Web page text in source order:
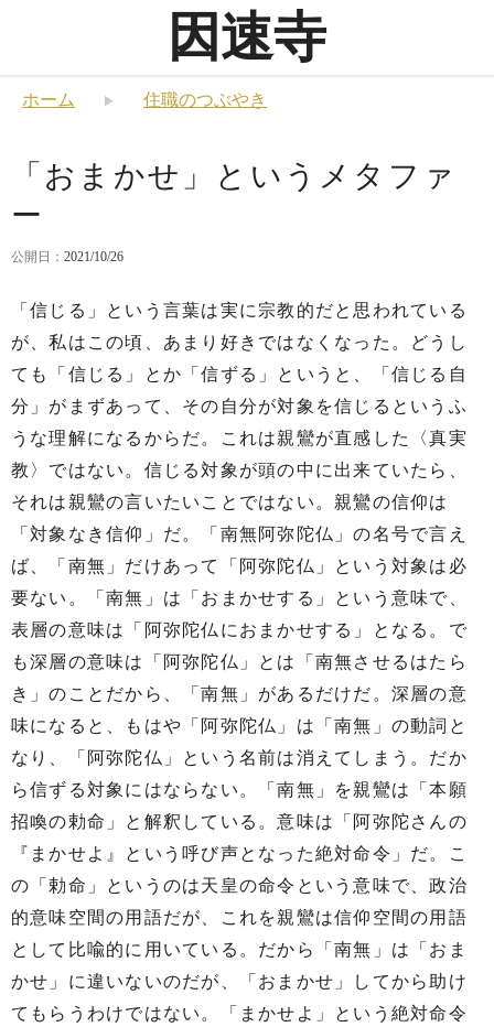
因速寺
ホーム 住職のつぶやき
「おまかせ」というメタファ
ー
公開日： 2021/10/26
「信じる」という言葉は実に宗教的だと思われている
が、私はこの頃、あまり好きではなくなった。どうし
ても「信じる」とか「信ずる」というと、「信じる自
分」がまずあって、その自分が対象を信じるというふ
うな理解になるからだ。これは親鸞が直感した〈真実
教〉ではない。信じる対象が頭の中に出来ていたら、
それは親鸞の言いたいことではない。親鸞の信仰は
「対象なき信仰」だ。「南無阿弥陀仏」の名号で言え
ば、「南無」だけあって「阿弥陀仏」という対象は必
要ない。「南無」は「おまかせする」という意味で、
表層の意味は「阿弥陀仏におまかせする」となる。で
も深層の意味は「阿弥陀仏」とは「南無させるはたら
き」のことだから、「南無」があるだけだ。深層の意
味になると、もはや「阿弥陀仏」は「南無」の動詞と
なり、「阿弥陀仏」という名前は消えてしまう。だか
ら信ずる対象にはならない。「南無」を親鸞は「本願
招喚の勅命」と解釈している。意味は「阿弥陀さんの
『まかせよ』という呼び声となった絶対命令」だ。こ
の「勅命」というのは天皇の命令という意味で、政治
的意味空間の用語だが、これを親鸞は信仰空間の用語
として比喩的に用いている。だから「南無」は「おま
かせ」に違いないのだが、「おまかせ」してから助け
てもらうわけではない。「まかせよ」という絶対命令